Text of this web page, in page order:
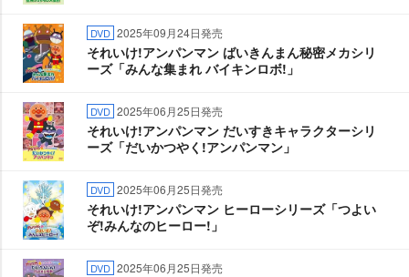
DVD 2025年09月24日発売
それいけ!アンパンマン ばいきんまん秘密メカシリ
ーズ「みんな集まれ バイキンロボ!」
DVD 2025年06月25日発売
それいけ!アンパンマン だいすきキャラクターシリ
ーズ「だいかつやく!アンパンマン」
DVD 2025年06月25日発売
それいけ!アンパンマン ヒーローシリーズ「つよい
ぞ!みんなのヒーロー!」
DVD 2025年06月25日発売